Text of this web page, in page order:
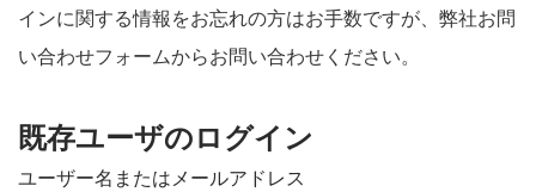
インに関する情報をお忘れの方はお手数ですが、弊社お問
い合わせフォームからお問い合わせください。
既存ユーザのログイン
ユーザー名またはメールアドレス